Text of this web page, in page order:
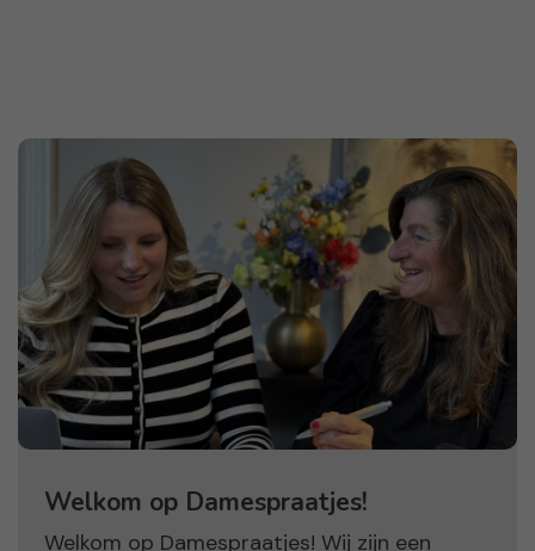
Welkom op Damespraatjes!
Welkom op Damespraatjes! Wij zijn een